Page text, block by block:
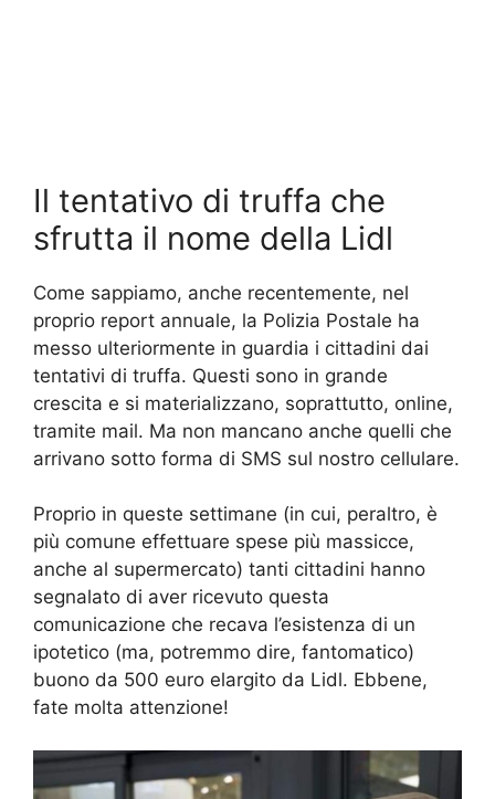
Il tentativo di truffa che
sfrutta il nome della Lidl
Come sappiamo, anche recentemente, nel
proprio report annuale, la Polizia Postale ha
messo ulteriormente in guardia i cittadini dai
tentativi di truffa. Questi sono in grande
crescita e si materializzano, soprattutto, online,
tramite mail. Ma non mancano anche quelli che
arrivano sotto forma di SMS sul nostro cellulare.
Proprio in queste settimane (in cui, peraltro, è
più comune effettuare spese più massicce,
anche al supermercato) tanti cittadini hanno
segnalato di aver ricevuto questa
comunicazione che recava l’esistenza di un
ipotetico (ma, potremmo dire, fantomatico)
buono da 500 euro elargito da Lidl. Ebbene,
fate molta attenzione!